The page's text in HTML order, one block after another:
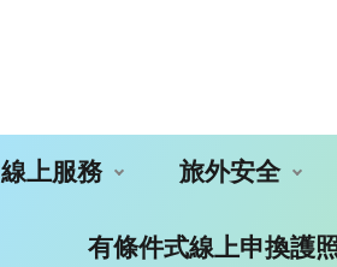
線上服務 旅外安全
有條件式線上申換護